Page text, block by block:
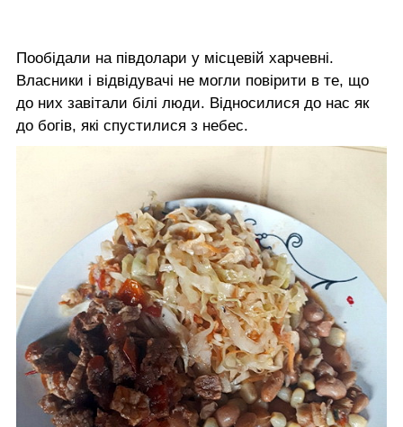
Пообідали на півдолари у місцевій харчевні.
Власники і відвідувачі не могли повірити в те, що
до них завітали білі люди. Відносилися до нас як
до богів, які спустилися з небес.